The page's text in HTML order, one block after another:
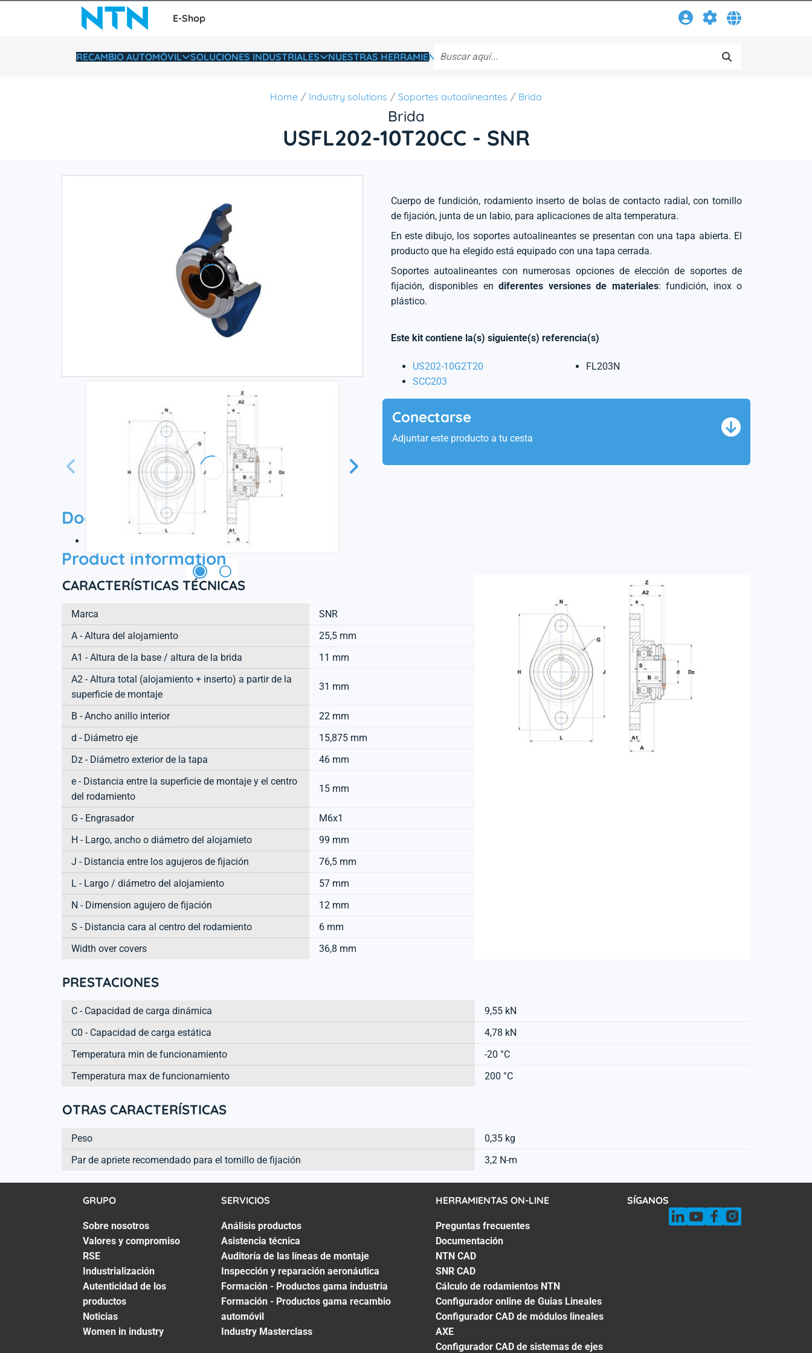
E-Shop
RECAMBIO AUTOMÓVIL SOLUCIONES INDUSTRIALES NUESTRAS HERRAMIENTAS
Home Industry solutions Soportes autoalineantes Brida
Brida
USFL202-10T20CC - SNR
Cuerpo de fundición, rodamiento inserto de bolas de contacto radial, con tornillo
de fijación, junta de un labio, para aplicaciones de alta temperatura.
En este dibujo, los soportes autoalineantes se presentan con una tapa abierta. El
producto que ha elegido está equipado con una tapa cerrada.
Soportes autoalineantes con numerosas opciones de elección de soportes de
fijación, disponibles endiferentes versiones de materiales: fundición, inox o
plástico.
Este kit contiene la(s) siguiente(s) referencia(s)
US202-10G2T20
SCC203
FL203N
Conectarse
Adjuntar este producto a tu cesta
Documentation
Product information
CARACTERÍSTICAS TÉCNICAS
Marca
SNR
A - Altura del alojamiento
25,5 mm
A1 - Altura de la base / altura de la brida
11 mm
A2 - Altura total (alojamiento + inserto) a partir de la
superficie de montaje
31 mm
B - Ancho anillo interior
22 mm
d - Diámetro eje
15,875 mm
Dz - Diámetro exterior de la tapa
46 mm
e - Distancia entre la superficie de montaje y el centro
del rodamiento
15 mm
G - Engrasador
M6x1
H - Largo, ancho o diámetro del alojamieto
99 mm
J - Distancia entre los agujeros de fijación
76,5 mm
L - Largo / diámetro del alojamiento
57 mm
N - Dimension agujero de fijación
12 mm
S - Distancia cara al centro del rodamiento
6 mm
Width over covers
36,8 mm
PRESTACIONES
C - Capacidad de carga dinámica
9,55 kN
C0 - Capacidad de carga estática
4,78 kN
Temperatura min de funcionamiento
-20 °C
Temperatura max de funcionamiento
200 °C
OTRAS CARACTERÍSTICAS
Peso
0,35 kg
Par de apriete recomendado para el tornillo de fijación
3,2 N-m
GRUPO
Sobre nosotros
Valores y compromiso
RSE
Industrialización
Autenticidad de los
productos
Noticias
Women in industry
SERVICIOS
Análisis productos
Asistencia técnica
Auditoría de las líneas de montaje
Inspección y reparación aeronáutica
Formación - Productos gama industria
Formación - Productos gama recambio
automóvil
Industry Masterclass
HERRAMIENTAS ON-LINE
Preguntas frecuentes
Documentación
NTN CAD
SNR CAD
Cálculo de rodamientos NTN
Configurador online de Guias Lineales
Configurador CAD de módulos lineales
AXE
Configurador CAD de sistemas de ejes
SÍGANOS